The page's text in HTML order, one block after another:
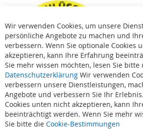
Suchbegriffe
Wir verwenden Cookies, um unsere
persönliche Angebote zu machen und
verbessern. Wenn Sie optionale Cookies
akzeptieren, kann Ihre Erfahrung
Sie mehr wissen möchten, lesen Sie bitte
Datenschutzerklärung Wir verwenden
verbessern unsere Dienstleistungen,
Angebote und verbessern Sie Ihr
Cookies unten nicht akzeptieren, kann
beeinträchtigt werden. Wenn Sie mehr
Sie bitte die Cookie-Bestimmungen